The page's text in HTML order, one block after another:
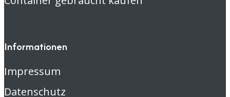
Informationen
Impressum
Datenschutz